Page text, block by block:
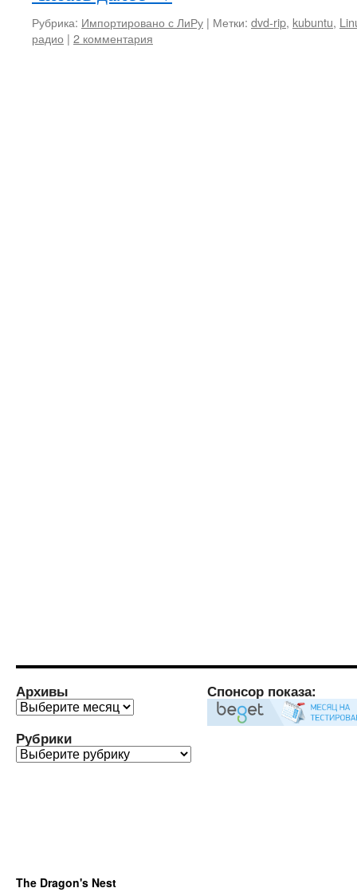
Рубрика: Импортировано с ЛиРу | Метки: dvd-rip, kubuntu,
радио | 2 комментария
Архивы
Архивы
Рубрики
Рубрики
Спонсор показа:
The Dragon's Nest